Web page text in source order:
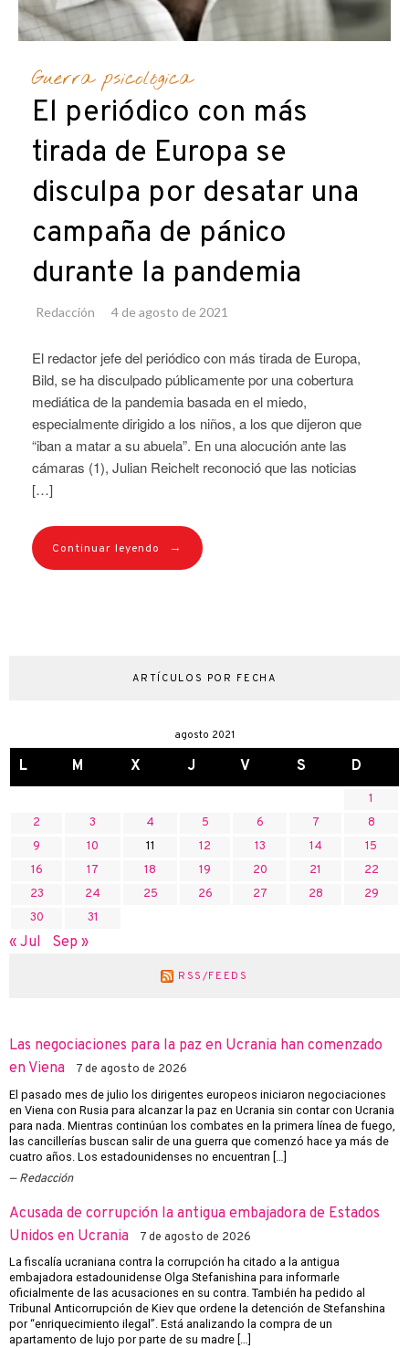
Guerra psicológica
El periódico con más
tirada de Europa se
disculpa por desatar una
campaña de pánico
durante la pandemia
Redacción 4 de agosto de 2021
El redactor jefe del periódico con más tirada de Europa,
Bild, se ha disculpado públicamente por una cobertura
mediática de la pandemia basada en el miedo,
especialmente dirigido a los niños, a los que dijeron que
“iban a matar a su abuela”. En una alocución ante las
cámaras (1), Julian Reichelt reconoció que las noticias
[…]
Continuar leyendo →
ARTÍCULOS POR FECHA
agosto 2021
L M X J V S D
1
2
3 4 5 6 7
8
9
10 11 12 13 14
15
16
17 18 19 20 21
22
23
24 25 26 27 28
29
30
31
« Jul Sep »
RSS/FEEDS
Las negociaciones para la paz en Ucrania han comenzado
en Viena
7 de agosto de 2026
El pasado mes de julio los dirigentes europeos iniciaron negociaciones
en Viena con Rusia para alcanzar la paz en Ucrania sin contar con Ucrania
para nada. Mientras continúan los combates en la primera línea de fuego,
las cancillerías buscan salir de una guerra que comenzó hace ya más de
cuatro años. Los estadounidenses no encuentran […]
Redacción
Acusada de corrupción la antigua embajadora de Estados
Unidos en Ucrania
7 de agosto de 2026
La fiscalía ucraniana contra la corrupción ha citado a la antigua
embajadora estadounidense Olga Stefanishina para informarle
oficialmente de las acusaciones en su contra. También ha pedido al
Tribunal Anticorrupción de Kiev que ordene la detención de Stefanshina
por “enriquecimiento ilegal”. Está analizando la compra de un
apartamento de lujo por parte de su madre […]